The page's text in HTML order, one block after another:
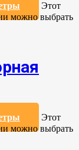
Этот
можно выбрать
Этот
можно выбрать